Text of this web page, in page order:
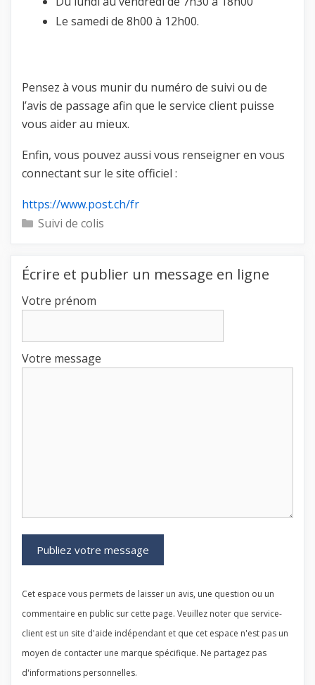
Le samedi de 8h00 à 12h00.
Pensez à vous munir du numéro de suivi ou de
l’avis de passage afin que le service client puisse
vous aider au mieux.
Enfin, vous pouvez aussi vous renseigner en vous
connectant sur le site officiel :
https://www.post.ch/fr
Catégories
Suivi de colis
Écrire et publier un message en ligne
Votre prénom
Votre message
Cet espace vous permets de laisser un avis, une question ou un
commentaire en public sur cette page. Veuillez noter que service-
client est un site d'aide indépendant et que cet espace n'est pas un
moyen de contacter une marque spécifique. Ne partagez pas
d'informations personnelles.